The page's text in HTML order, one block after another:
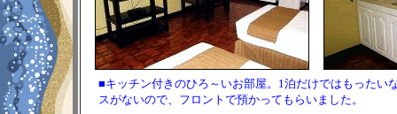
■キッチン付きのひろ～いお部屋。1泊だけではもったい
スがないので、フロントで預かってもらいました。